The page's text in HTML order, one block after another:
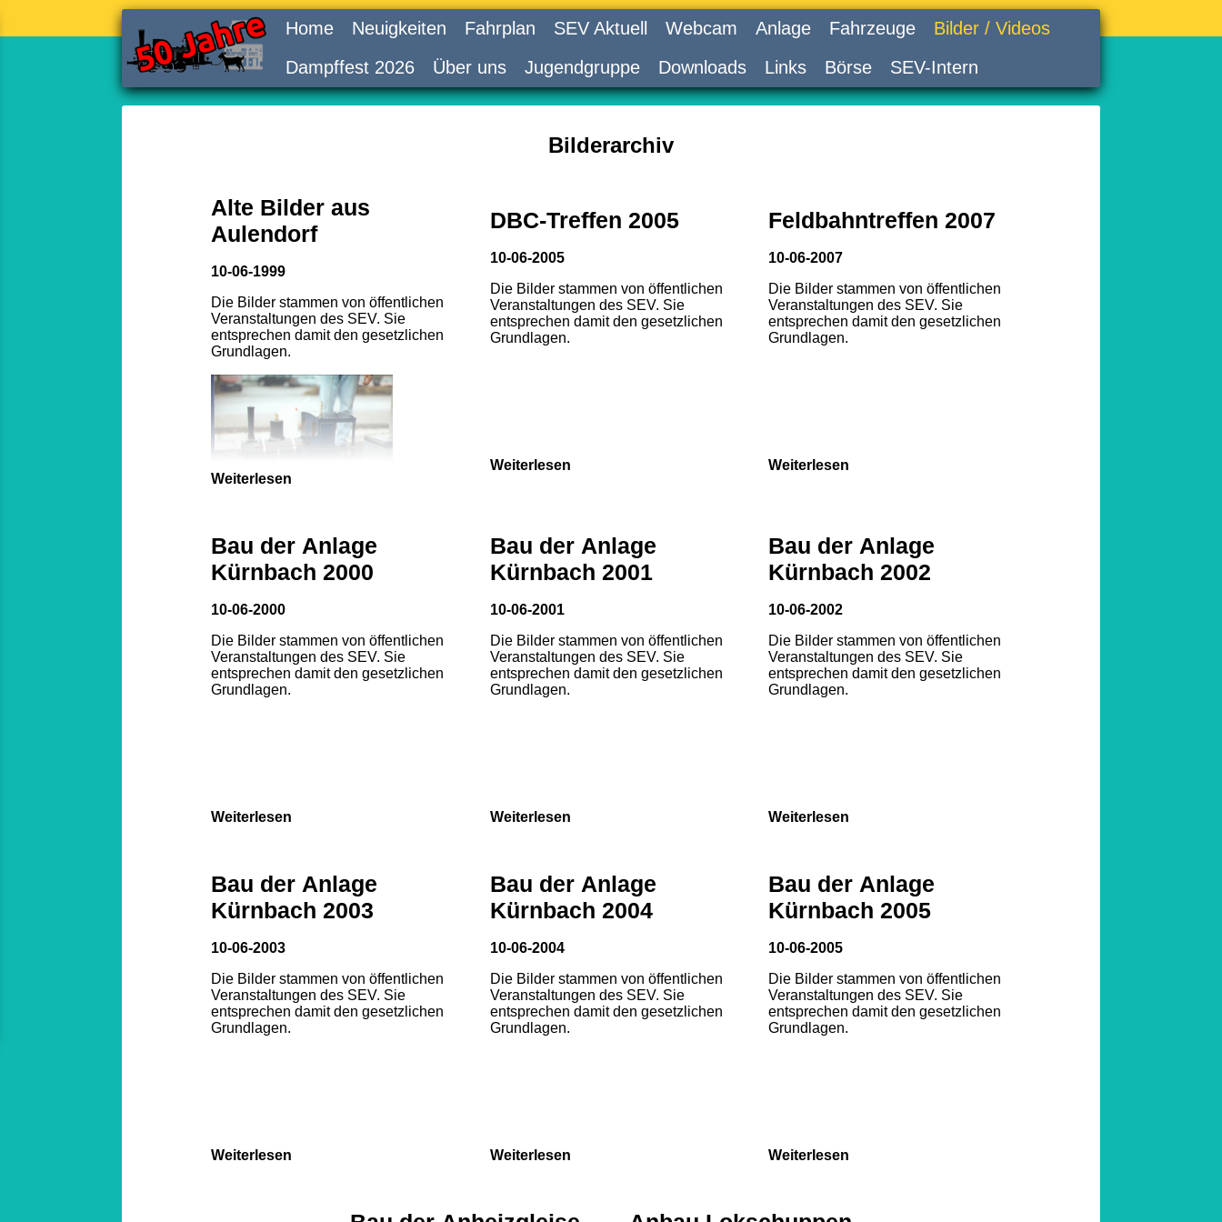
Home Neuigkeiten Fahrplan SEV Aktuell Webcam Anlage Fahrzeuge
Bilder / Videos
Dampffest 2026
Über uns Jugendgruppe Downloads Links Börse SEV-Intern
Bilderarchiv
Alte Bilder aus
Aulendorf
10-06-1999
Die Bilder stammen von öffentlichen
Veranstaltungen des SEV. Sie
entsprechen damit den gesetzlichen
Grundlagen.
Weiterlesen
DBC-Treffen 2005
10-06-2005
Die Bilder stammen von öffentlichen
Veranstaltungen des SEV. Sie
entsprechen damit den gesetzlichen
Grundlagen.
Weiterlesen
Feldbahntreffen 2007
10-06-2007
Die Bilder stammen von öffentlichen
Veranstaltungen des SEV. Sie
entsprechen damit den gesetzlichen
Grundlagen.
4 5
6
8
Weiterlesen
Bau der Anlage
Kürnbach 2000
10-06-2000
Die Bilder stammen von öffentlichen
Veranstaltungen des SEV. Sie
entsprechen damit den gesetzlichen
Grundlagen.
Weiterlesen
Bau der Anlage
Kürnbach 2001
10-06-2001
Die Bilder stammen von öffentlichen
Veranstaltungen des SEV. Sie
entsprechen damit den gesetzlichen
Grundlagen.
Weiterlesen
Bau der Anlage
Kürnbach 2002
10-06-2002
Die Bilder stammen von öffentlichen
Veranstaltungen des SEV. Sie
entsprechen damit den gesetzlichen
Grundlagen.
Weiterlesen
Bau der Anlage
Kürnbach 2003
10-06-2003
Die Bilder stammen von öffentlichen
Veranstaltungen des SEV. Sie
entsprechen damit den gesetzlichen
Grundlagen.
Weiterlesen
Bau der Anlage
Kürnbach 2004
10-06-2004
Die Bilder stammen von öffentlichen
Veranstaltungen des SEV. Sie
entsprechen damit den gesetzlichen
Grundlagen.
Weiterlesen
Bau der Anlage
Kürnbach 2005
10-06-2005
Die Bilder stammen von öffentlichen
Veranstaltungen des SEV. Sie
entsprechen damit den gesetzlichen
Grundlagen.
Weiterlesen